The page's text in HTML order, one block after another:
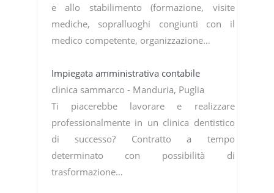
e allo stabilimento (formazione, visite
mediche, sopralluoghi congiunti con il
medico competente, organizzazione…
Impiegata amministrativa contabile
clinica sammarco - Manduria, Puglia
Ti piacerebbe lavorare e realizzare
professionalmente in un clinica dentistico
di successo? Contratto a tempo
determinato con possibilità di
trasformazione…